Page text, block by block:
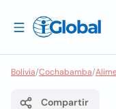
Bolivia/Cochabamba/
Compartir